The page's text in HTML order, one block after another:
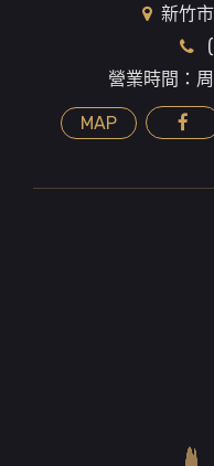
新竹
營業時間：
MAP